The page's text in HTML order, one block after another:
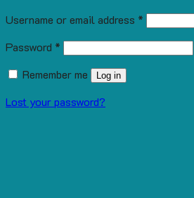
Username or email address *
Password *
Remember me
Log in
Lost your password?